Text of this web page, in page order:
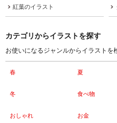
紅葉のイラスト
カテゴリからイラストを探す
お使いになるジャンルからイラストを
春 夏
冬 食べ物
おしゃれ お金